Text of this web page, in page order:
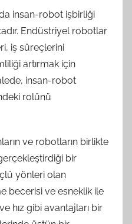
insan-robot işbirliği
Endüstriyel robotlar
iş süreçlerini
artırmak için
insan-robot
rolünü
ve robotların birlikte
bir
yönleri olan
becerisi ve esneklik ile
hız gibi avantajları bir